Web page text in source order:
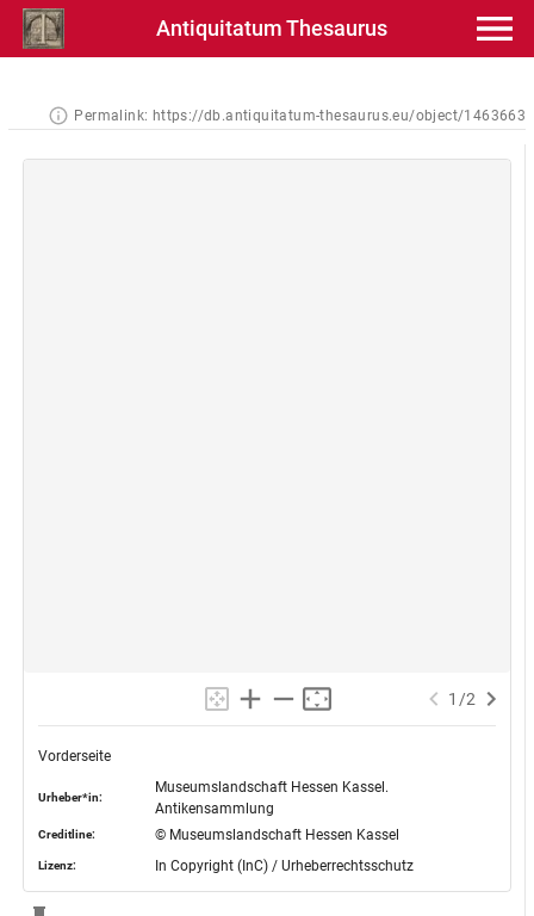
Antiquitatum Thesaurus
Permalink: https://db.antiquitatum-thesaurus.eu/object/1463663
1 /2
Vorderseite
Urheber*in:
Museumslandschaft Hessen Kassel.
Antikensammlung
Creditline: © Museumslandschaft Hessen Kassel
Lizenz: In Copyright (InC) / Urheberrechtsschutz